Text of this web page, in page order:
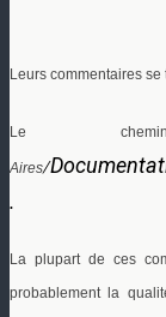
Leurs commentaires
Le
Aires/
.
La plupart de ces
probablement la